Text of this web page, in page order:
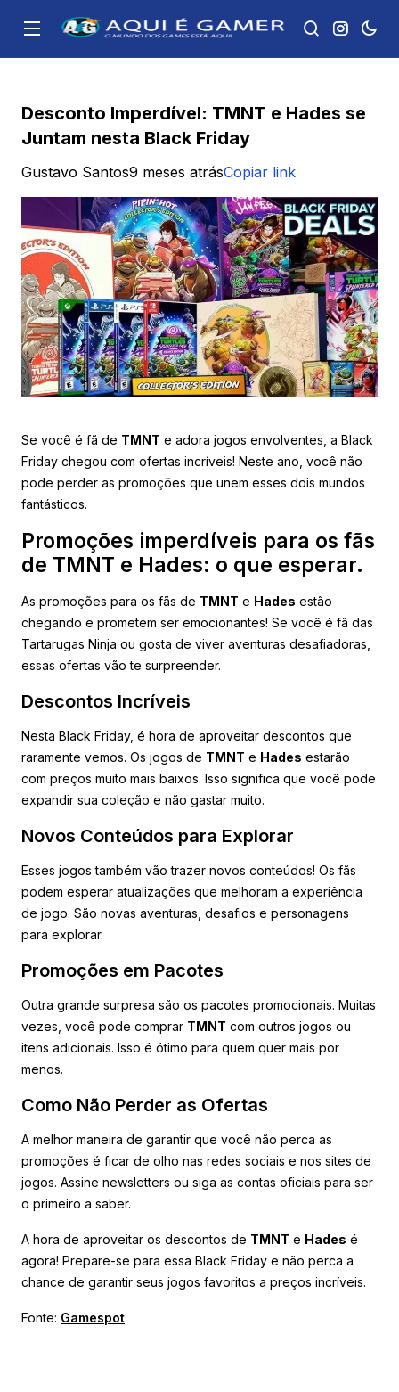
Desconto Imperdível: TMNT e Hades se
Juntam nesta Black Friday
Gustavo Santos9 meses atrásCopiar link
Se você é fã de TMNT e adora jogos envolventes, a Black
Friday chegou com ofertas incríveis! Neste ano, você não
pode perder as promoções que unem esses dois mundos
fantásticos.
Promoções imperdíveis para os fãs
de TMNT e Hades: o que esperar.
As promoções para os fãs de TMNT e Hades estão
chegando e prometem ser emocionantes! Se você é fã das
Tartarugas Ninja ou gosta de viver aventuras desafiadoras,
essas ofertas vão te surpreender.
Descontos Incríveis
Nesta Black Friday, é hora de aproveitar descontos que
raramente vemos. Os jogos de TMNT e Hades estarão
com preços muito mais baixos. Isso significa que você pode
expandir sua coleção e não gastar muito.
Novos Conteúdos para Explorar
Esses jogos também vão trazer novos conteúdos! Os fãs
podem esperar atualizações que melhoram a experiência
de jogo. São novas aventuras, desafios e personagens
para explorar.
Promoções em Pacotes
Outra grande surpresa são os pacotes promocionais. Muitas
vezes, você pode comprar TMNT com outros jogos ou
itens adicionais. Isso é ótimo para quem quer mais por
menos.
Como Não Perder as Ofertas
A melhor maneira de garantir que você não perca as
promoções é ficar de olho nas redes sociais e nos sites de
jogos. Assine newsletters ou siga as contas oficiais para ser
o primeiro a saber.
A hora de aproveitar os descontos de TMNT e Hades é
agora! Prepare-se para essa Black Friday e não perca a
chance de garantir seus jogos favoritos a preços incríveis.
Fonte: Gamespot